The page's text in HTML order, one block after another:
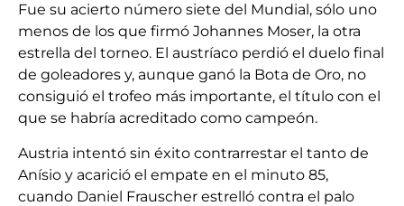
Fue su acierto número siete del Mundial, sólo uno
menos de los que firmó Johannes Moser, la otra
estrella del torneo. El austríaco perdió el duelo final
de goleadores y, aunque ganó la Bota de Oro, no
consiguió el trofeo más importante, el título con el
que se habría acreditado como campeón.
Austria intentó sin éxito contrarrestar el tanto de
Anísio y acarició el empate en el minuto 85,
cuando Daniel Frauscher estrelló contra el palo